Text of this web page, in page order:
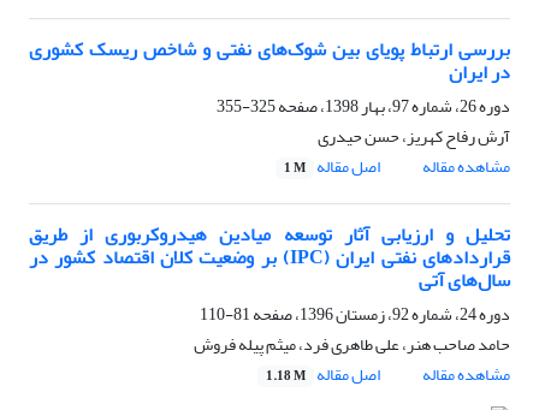
بررسی ارتباط پویای بین شوک‌های نفتی و شاخص ریسک کشوری
در ایران
دوره 26، شماره 97، بهار 1398، صفحه
325-355
آرش رفاح کهریز، حسن حیدری
مشاهده مقاله
اصل مقاله 1 M
تحلیل و ارزیابی آثار توسعه میادین هیدروکربوری از طریق
قراردادهای نفتی ایران (IPC) بر وضعیت کلان اقتصاد کشور در
سال‌های آتی
دوره 24، شماره 92، زمستان 1396، صفحه
81-110
حامد صاحب هنر، علی طاهری فرد، میثم پیله فروش
مشاهده مقاله
اصل مقاله 1.18 M